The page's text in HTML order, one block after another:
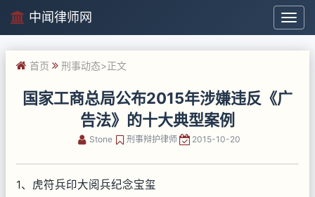
中
闻
律
中闻律师网
首页 刑事动态>正文
国家工商总局公布2015年涉嫌违反《广
告法》的十大典型案例
Stone 刑事辩护律师 2015-10-20
1、虎符兵印大阅兵纪念宝玺